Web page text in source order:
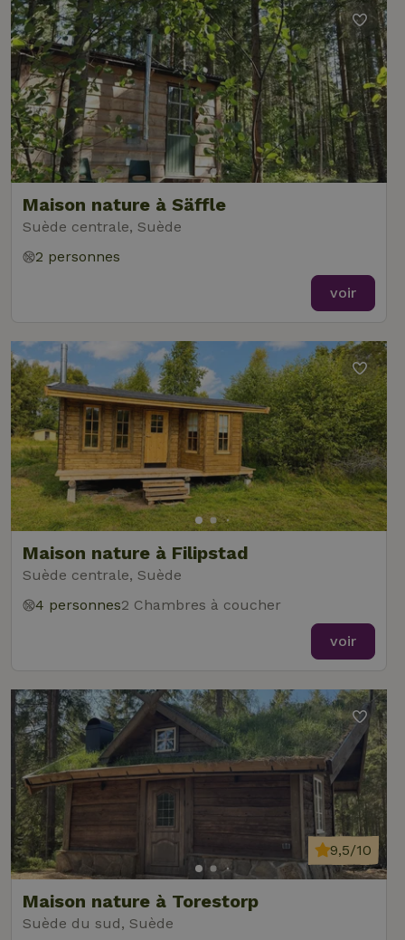
Maison nature à Säffle
Suède centrale, Suède
2 personnes
voir
Maison nature à Filipstad
Suède centrale, Suède
4 personnes2 Chambres à coucher
voir
Maison nature à Torestorp
Suède du sud, Suède
9,5/10